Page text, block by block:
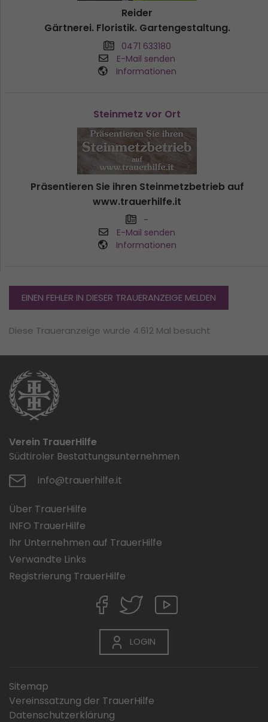
Reider
Gärtnerei. Floristik. Gartengestaltung.
0471 633180
E-Mail senden
Informationen
Steinmetz vor Ort
Präsentieren Sie ihren Steinmetzbetrieb auf
www.trauerhilfe.it
-
E-Mail senden
Informationen
EINEN FEHLER IN DIESER TRAUERANZEIGE MELDEN
Diese Traueranzeige wurde 4.612 Mal besucht
Verein TrauerHilfe
Südtiroler Bestattungsunternehmen
info@trauerhilfe.it
Über TrauerHilfe
INFO TrauerHilfe
Ihr Unternehmen auf TrauerHilfe
Verwandte Links
Registrierung TrauerHilfe
LOGIN
Sitemap
Vereinssatzung der TrauerHilfe
Datenschutzerklärung